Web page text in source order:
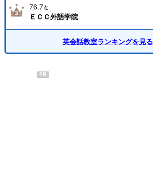
76.7点
ＥＣＣ外語学院
英会話教室ランキングを見る
PR